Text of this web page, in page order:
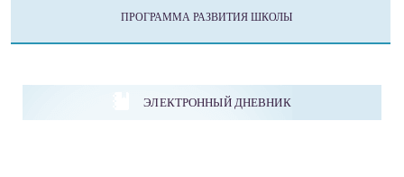
ПРОГРАММА РАЗВИТИЯ ШКОЛЫ
ЭЛЕКТРОННЫЙ ДНЕВНИК